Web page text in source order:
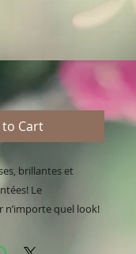
Cart
brillantes et
Le
quel look!